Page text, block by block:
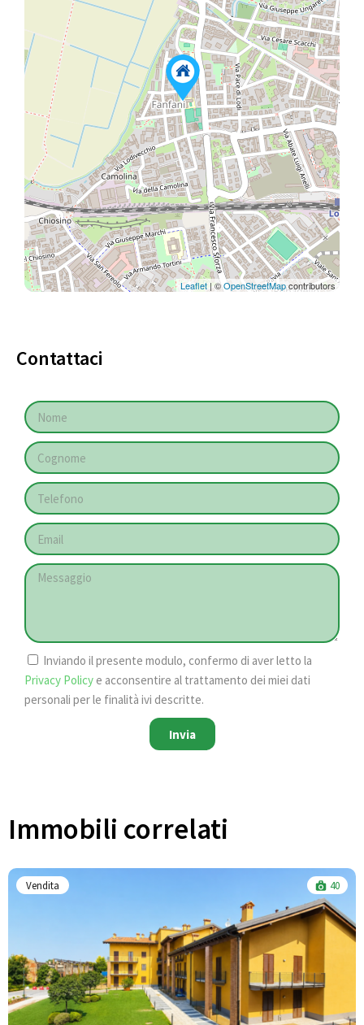
Leaflet| ©OpenStreetMapcontributors
Contattaci
Inviando il presente modulo, confermo di aver letto la
Privacy Policy e acconsentire al trattamento dei miei dati
personali per le finalità ivi descritte.
Invia
Immobili correlati​
Vendita 40